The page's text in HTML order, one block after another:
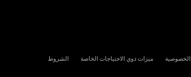
الخصوصية ميزات ذوي الاحتياجات الخاصة الشروط